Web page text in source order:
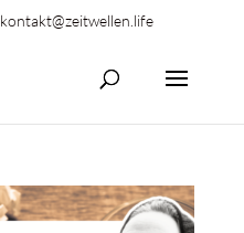
kontakt@zeitwellen.life